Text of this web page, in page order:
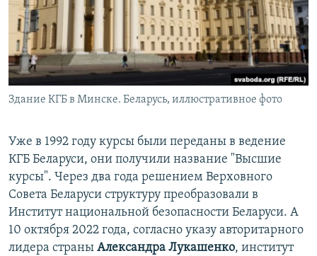
Здание КГБ в Минске. Беларусь, иллюстративное фото
Уже в 1992 году курсы были переданы в ведение
КГБ Беларуси, они получили название "Высшие
курсы". Через два года решением Верховного
Совета Беларуси структуру преобразовали в
Институт национальной безопасности Беларуси. А
10 октября 2022 года, согласно указу авторитарного
лидера страны Александра Лукашенко, институт